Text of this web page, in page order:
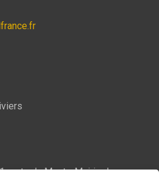
route du Mont - Mairie de